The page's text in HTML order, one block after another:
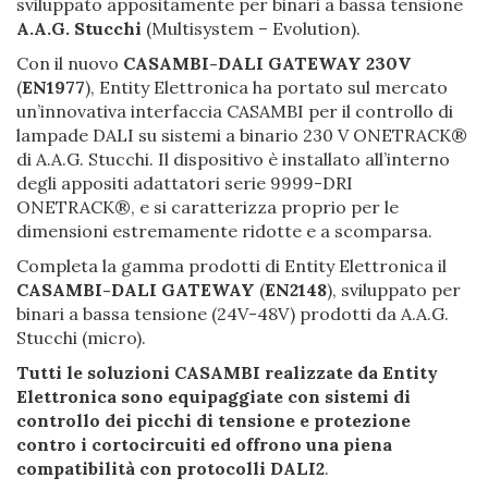
A.A.G. Stucchi (Multisystem – Evolution).
Con il nuovo CASAMBI-DALI GATEWAY 230V
(EN1977), Entity Elettronica ha portato sul mercato
un’innovativa interfaccia CASAMBI per il controllo di
lampade DALI su sistemi a binario 230 V ONETRACK®
di A.A.G. Stucchi. Il dispositivo è installato all’interno
degli appositi adattatori serie 9999-DRI
ONETRACK®, e si caratterizza proprio per le
dimensioni estremamente ridotte e a scomparsa.
Completa la gamma prodotti di Entity Elettronica il
CASAMBI-DALI GATEWAY (EN2148), sviluppato per
binari a bassa tensione (24V-48V) prodotti da A.A.G.
Stucchi (micro).
Tutti le soluzioni CASAMBI realizzate da Entity
Elettronica sono equipaggiate con sistemi di
controllo dei picchi di tensione e protezione
contro i cortocircuiti ed offrono una piena
compatibilità con protocolli DALI2.